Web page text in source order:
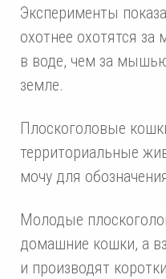
Эксперименты
охотнее охотятся
в воде, чем за
земле.
Плоскоголовые
территориальные
мочу для
Молодые
домашние кошки, а
и производят